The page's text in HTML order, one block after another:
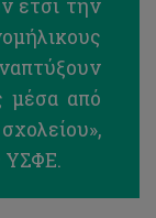
έτσι την
μέσα από
ΥΣΦΕ.